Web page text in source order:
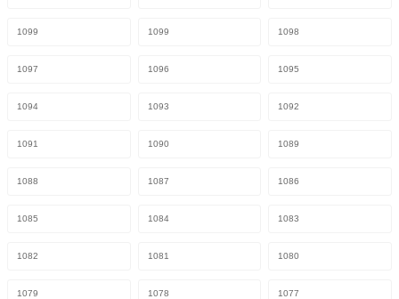
1099 1099 1098
1097 1096 1095
1094 1093 1092
1091 1090 1089
1088 1087 1086
1085 1084 1083
1082 1081 1080
1079 1078 1077